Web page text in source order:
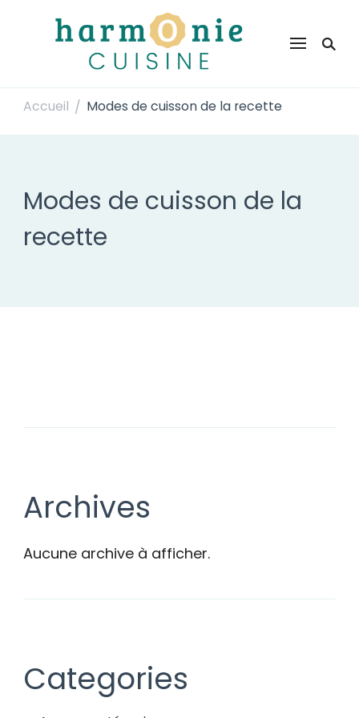
Harmonie Cuisine
Accueil / Modes de cuisson de la recette
Modes de cuisson de la
recette
Archives
Aucune archive à afficher.
Categories